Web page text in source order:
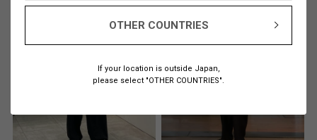
OTHER COUNTRIES
If your location is outside Japan,
please select "OTHER COUNTRIES".